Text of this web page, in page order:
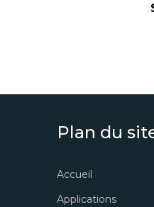
Plan du
Accueil
Applications